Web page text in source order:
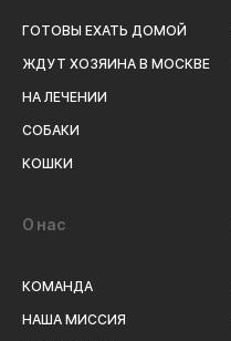
ГОТОВЫ ЕХАТЬ ДОМОЙ
ЖДУТ ХОЗЯИНА В МОСКВЕ
НА ЛЕЧЕНИИ
СОБАКИ
КОШКИ
О нас
КОМАНДА
НАША МИССИЯ